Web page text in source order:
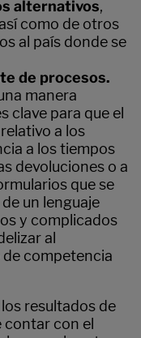
alternativos,
como de otros
al país donde se
de procesos.
manera
clave para que el
a los
a los tiempos
devoluciones o a
que se
un lenguaje
y complicados
al
competencia
resultados de
contar con el